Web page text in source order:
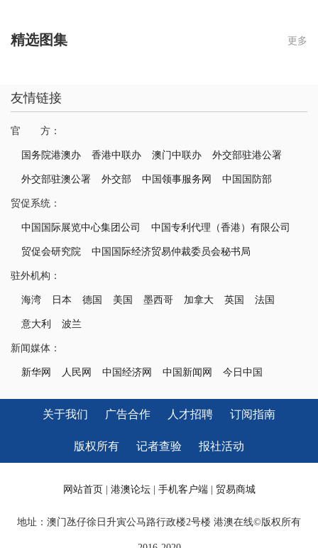
精选图集 更多
友情链接
官 方：
国务院港澳办 香港中联办 澳门中联办 外交部驻港公署
外交部驻澳公署 外交部 中国领事服务网 中国国防部
贸促系统：
中国国际展览中心集团公司 中国专利代理（香港）有限公司
贸促会研究院 中国国际经济贸易仲裁委员会秘书局
驻外机构：
海湾 日本 德国 美国 墨西哥 加拿大 英国 法国
意大利 波兰
新闻媒体：
新华网 人民网 中国经济网 中国新闻网 今日中国
关于我们 广告合作 人才招聘 订阅指南
版权所有 记者查验 报社活动
网站首页 港澳论坛| 手机客户端| 贸易商城
地址：澳门氹仔徐日升寅公马路行政楼2号楼 港澳在线©版权所有